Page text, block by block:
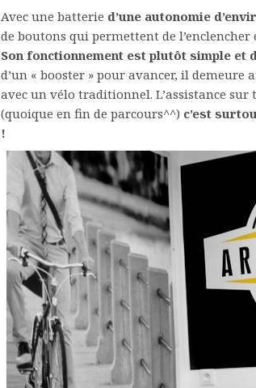
Avec une batterie d’une autonomie
de boutons qui permettent de
Son fonctionnement est plutôt simple et
d’un « booster » pour avancer, il demeure
avec un vélo traditionnel. L’assistance sur
(quoique en fin de parcours^^) c’est
!